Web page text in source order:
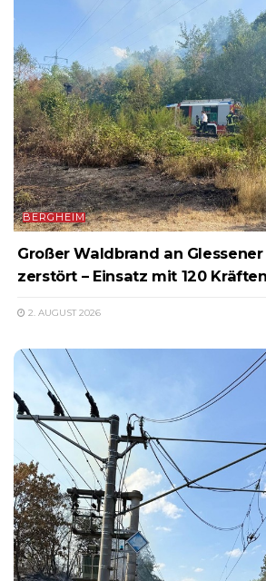
BERGHEIM
Großer Waldbrand an Glessener
zerstört – Einsatz mit 120
2. AUGUST 2026